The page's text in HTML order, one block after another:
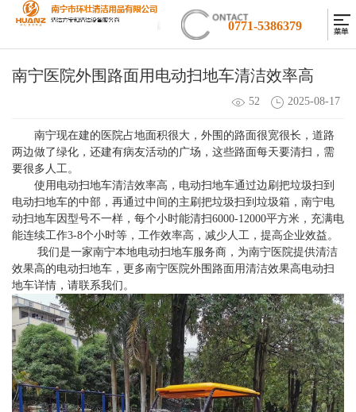
0771-5386379
南宁医院外围路面用电动扫地车清洁效率高
52 2025-08-17
南宁现在建的医院占地面积很大，外围的路面很宽很长，道路
两边做了绿化，还建有病友活动的广场，这些路面每天要清扫，需
要很多人工。
使用电动扫地车清洁效率高，电动扫地车通过边刷把垃圾扫到
电动扫地车的中部，再通过中间的主刷把垃圾扫到垃圾箱，南宁电
动扫地车因型号不一样，每个小时能清扫6000-12000平方米，充满电
能连续工作3-8个小时等，工作效率高，减少人工，提高企业效益。
我们是一家南宁本地电动扫地车服务商，为南宁医院提供清洁
效果高的电动扫地车，更多南宁医院外围路面用清洁效果高电动扫
地车详情，请联系我们。